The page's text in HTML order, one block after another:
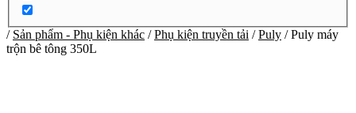
/ Sản phẩm - Phụ kiện khác /Phụ kiện truyền tải /Puly /Puly máy
trộn bê tông 350L